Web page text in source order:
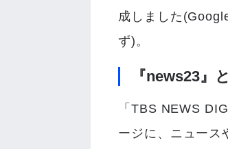
成しました
ず)。
『news23』
「TBS NEWS
ージに、ニュース